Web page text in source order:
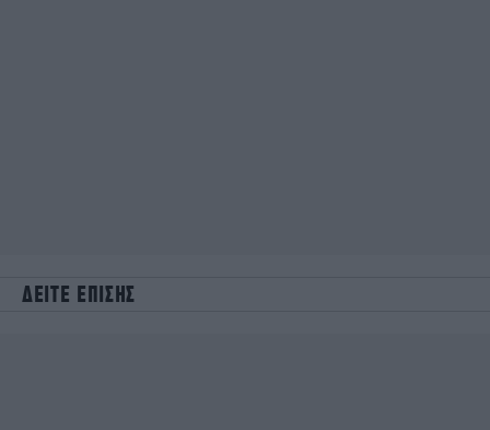
ΔΕΙΤΕ ΕΠΙΣΗΣ